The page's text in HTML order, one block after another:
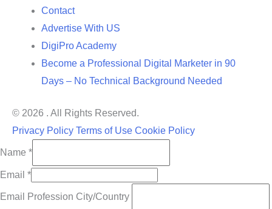
Contact
Advertise With US
DigiPro Academy
Become a Professional Digital Marketer in 90
Days – No Technical Background Needed
© 2026 . All Rights Reserved.
Privacy Policy Terms of Use Cookie Policy
Name *
Email *
Email Profession City/Country